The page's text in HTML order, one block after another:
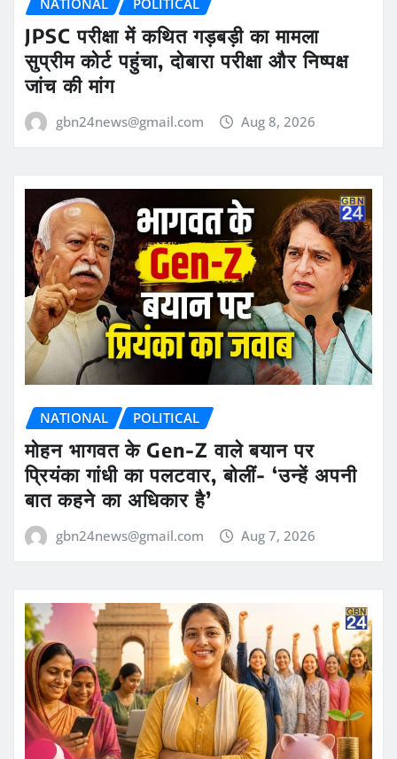
JPSC परीक्षा में कथित गड़बड़ी का मामला
सुप्रीम कोर्ट पहुंचा, दोबारा परीक्षा और निष्पक्ष
जांच की मांग
gbn24news@gmail.com Aug 8, 2026
NATIONAL POLITICAL
मोहन भागवत के Gen-Z वाले बयान पर
प्रियंका गांधी का पलटवार, बोलीं- ‘उन्हें अपनी
बात कहने का अधिकार है’
gbn24news@gmail.com Aug 7, 2026